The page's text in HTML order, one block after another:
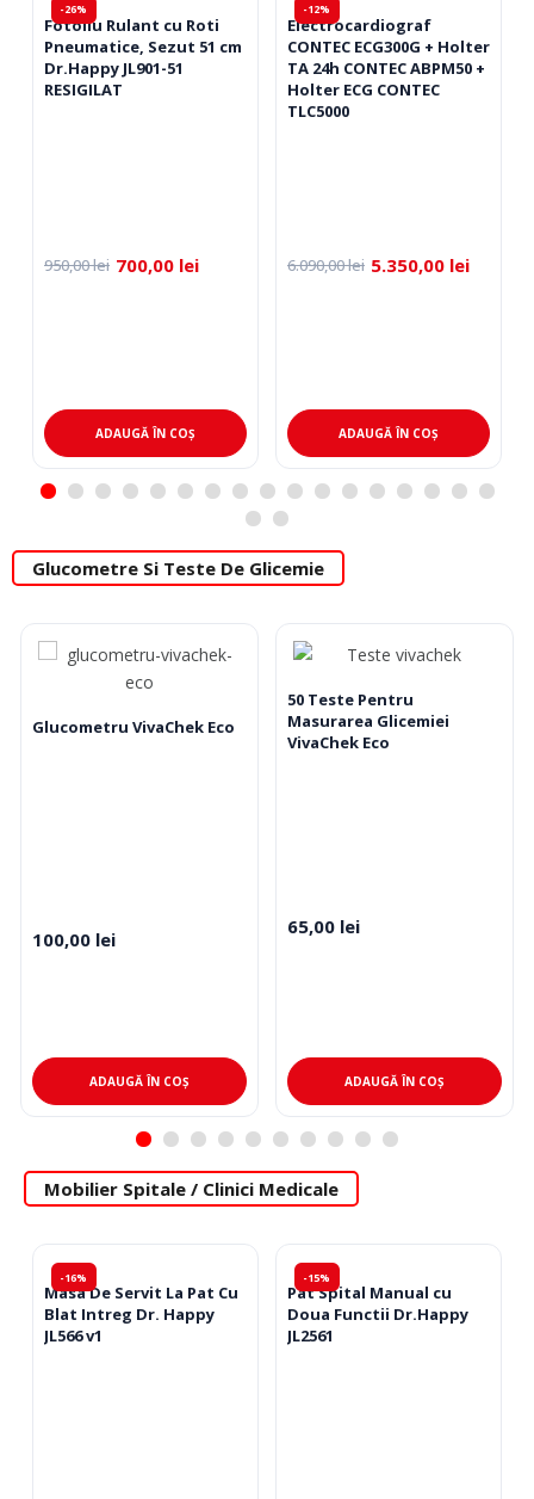
-26%
Fotoliu Rulant cu Roti
Pneumatice, Sezut 51 cm
Dr.Happy JL901-51
RESIGILAT
950,00lei 700,00 lei
ADAUGĂ ÎN COȘ
-12%
Electrocardiograf
CONTEC ECG300G + Holter
TA 24h CONTEC ABPM50 +
Holter ECG CONTEC
TLC5000
6.090,00lei 5.350,00 lei
ADAUGĂ ÎN COȘ
Glucometre Si Teste De Glicemie
Glucometru VivaChek Eco
100,00 lei
ADAUGĂ ÎN COȘ
50 Teste Pentru
Masurarea Glicemiei
VivaChek Eco
65,00 lei
ADAUGĂ ÎN COȘ
Mobilier Spitale / Clinici Medicale
-16%
Masa De Servit La Pat Cu
Blat Intreg Dr. Happy
JL566 v1
-15%
Pat Spital Manual cu
Doua Functii Dr.Happy
JL2561